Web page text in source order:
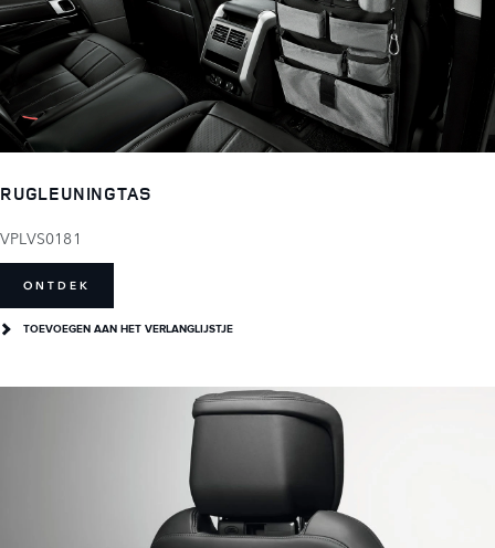
RUGLEUNINGTAS
VPLVS0181
ONTDEK
TOEVOEGEN AAN HET VERLANGLIJSTJE